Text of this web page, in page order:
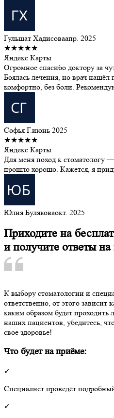
Гульшат Хадисоваапр. 2025
★★★★★
Яндекс Карты
Огромное спасибо доктору за
Боялась лечения, но врач
комфортно, без боли.
Софья Г.июнь 2025
★★★★★
Яндекс Карты
Для меня поход к стоматологу
прошло хорошо. Кажется, я
Юлия Буляковаокт. 2025
Приходите на
и получите ответы
К выбору стоматологии и
ответственно, от этого зависит
каким образом будет
наших пациентов, убедитесь,
свое здоровье!
Что будет на приёме:
✓
Специалист проведёт
✓